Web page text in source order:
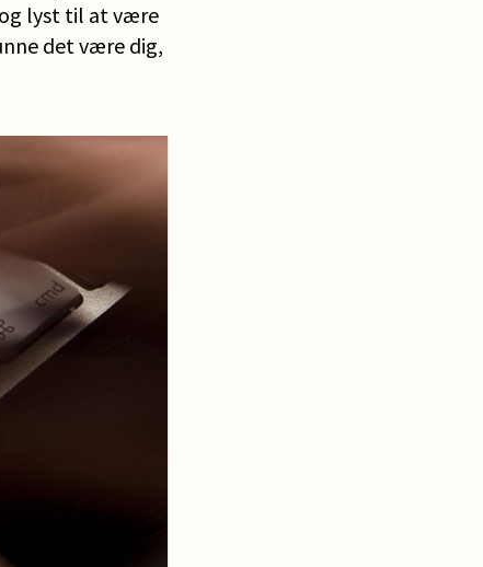
lyst til at være
det være dig,